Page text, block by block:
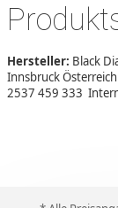
Hersteller: Black
Innsbruck
2537 459 333